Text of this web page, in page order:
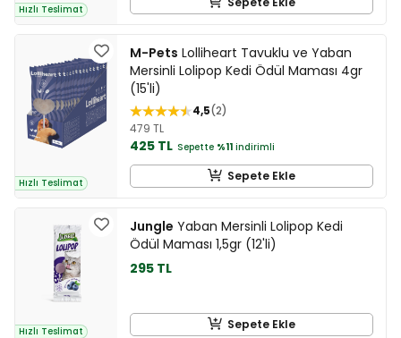
Hızlı Teslimat
Hızlı Teslimat
M-Pets Lolliheart Tavuklu ve Yaban
Mersinli Lolipop Kedi Ödül Maması 4gr
(15'li)
4,5 2
479 TL
425 TL Sepette %11 indirimli
Sepete Ekle
Hızlı Teslimat
Jungle Yaban Mersinli Lolipop Kedi
Ödül Maması 1,5gr (12'li)
295 TL
Sepete Ekle